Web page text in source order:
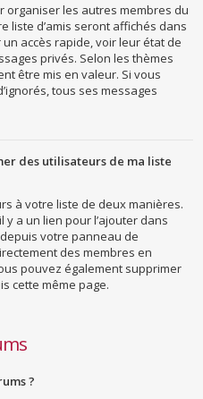
organiser les autres membres du
liste d’amis seront affichés dans
accès rapide, voir leur état de
privés. Selon les thèmes
être mis en valeur. Si vous
tous ses messages
des utilisateurs de ma liste
à votre liste de deux manières.
a un lien pour l’ajouter dans
depuis votre panneau de
des membres en
pouvez également supprimer
cette même page.
?